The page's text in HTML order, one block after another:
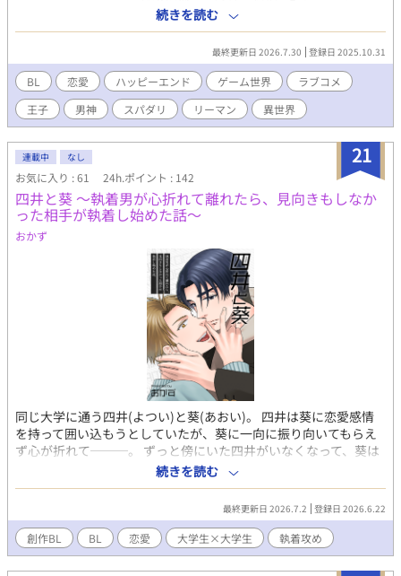
はプレイヤーが攻として、5つのエレメントの王子の中から攻略対
象を選びカップルが成立すると、男神の祝福を受けて受の王子が
子をなすというストーリー…のはずだったが、なぜか飛ばされた
ゲーム世界は受の王子たち攻で、プレイヤーは攻ではなく受だっ
た！
続きを読む
最終更新日 2026.7.30 登録日 2025.10.31
BL 恋愛 ハッピーエンド ゲーム世界
ラブコメ
王子
男神 スパダリ リーマン 異世界
21
連載中 なし
お気に入り : 61 24h.ポイント : 142
四井と葵 ～執着男が心折れて離れたら、見向きもしなか
った相手が執着し始めた話～
おかず
同じ大学に通う四井(よつい)と葵(あおい)。 四井は葵に恋愛感情
を持って囲い込もうとしていたが、葵に一向に振り向いてもらえ
ず心が折れて───。 ずっと傍にいた四井がいなくなって、葵は
どうする？ というお話です。 ■ひとまず2話で終わっています
が、続きを描く予定がまだあります。 ■毎日更新ちょっとお休み
続きを読む
最終更新日 2026.7.2 登録日 2026.6.22
創作BL BL 恋愛 大学生×大学生 執着攻め